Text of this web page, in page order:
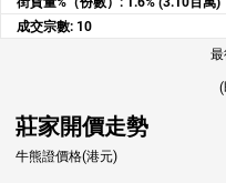
成交宗數: 10
最
(
莊家開價走勢
牛熊證價格(港元)